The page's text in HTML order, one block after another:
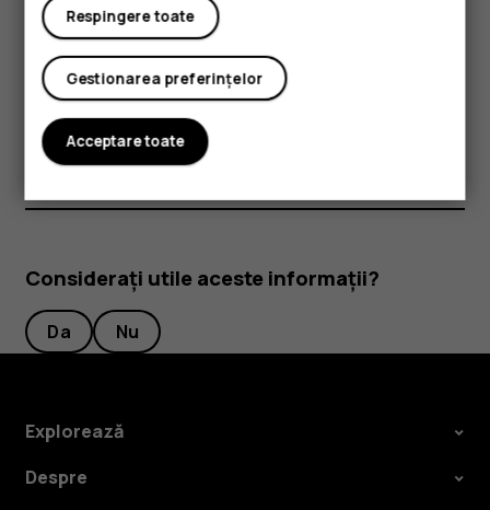
Unele componente ale dispozitivului sunt magnetice.
Materialele metalice pot fi atrase de dispozitiv. Nu așezați
carduri de credit sau alte carduri cu bandă magnetică în
apropierea dispozitivului, pentru perioade lungi de timp,
Considerați utile aceste informații?
Da Nu
Explorează
Despre
Respingere toate
Gestionarea preferințelor
Acceptare toate